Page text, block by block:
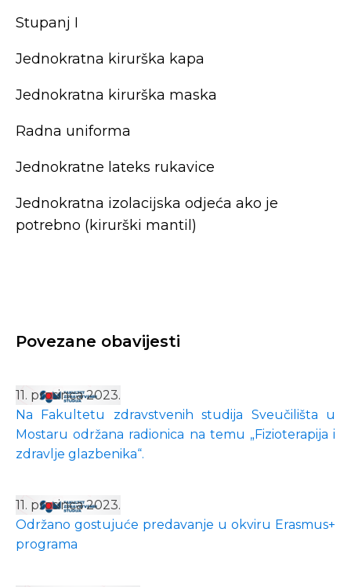
Stupanj I
Jednokratna kirurška kapa
Jednokratna kirurška maska
Radna uniforma
Jednokratne lateks rukavice
Jednokratna izolacijska odjeća ako je
potrebno (kirurški mantil)
Povezane obavijesti
11. prosinca 2023.
Na Fakultetu zdravstvenih studija Sveučilišta u
Mostaru održana radionica na temu „Fizioterapija i
zdravlje glazbenika“.
11. prosinca 2023.
Održano gostujuće predavanje u okviru Erasmus+
programa